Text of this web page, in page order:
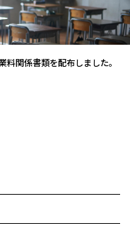
料関係書類を配布しました。